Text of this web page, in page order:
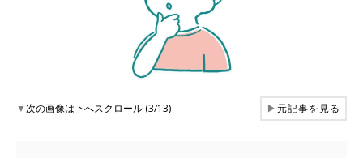
▼次の画像は下へスクロール (3/13) ▶元記事を見る